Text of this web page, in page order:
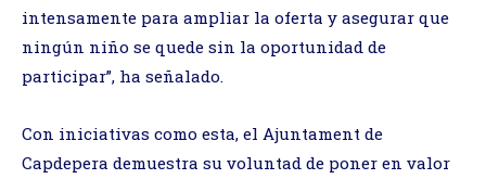
intensamente para ampliar la oferta y asegurar que
ningún niño se quede sin la oportunidad de
participar”, ha señalado.
Con iniciativas como esta, el Ajuntament de
Capdepera demuestra su voluntad de poner en valor